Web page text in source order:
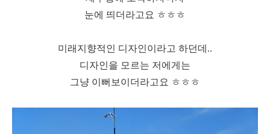
눈에 띄더라고요 ㅎㅎㅎ
미래지향적인 디자인이라고 하던데..
디자인을 모르는 저에게는
그냥 이뻐보이더라고요 ㅎㅎㅎ